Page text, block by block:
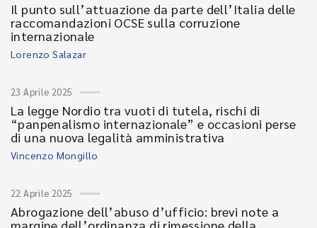
Il punto sull’attuazione da parte dell’Italia delle
raccomandazioni OCSE sulla corruzione
internazionale
Lorenzo Salazar
23 Aprile 2025
La legge Nordio tra vuoti di tutela, rischi di
“panpenalismo internazionale” e occasioni perse
di una nuova legalità amministrativa
Vincenzo Mongillo
22 Aprile 2025
Abrogazione dell’abuso d’ufficio: brevi note a